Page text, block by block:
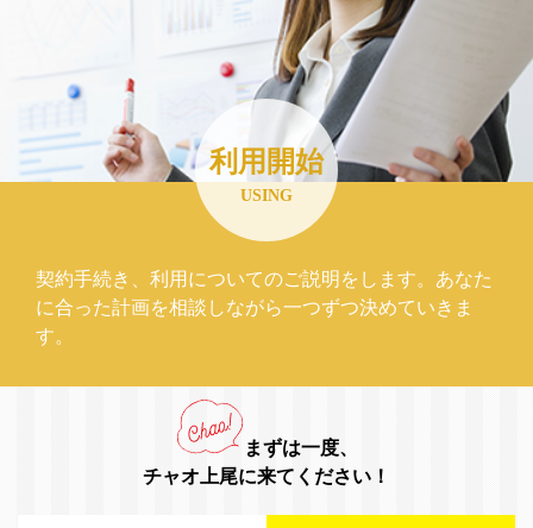
利用開始
USING
契約手続き、利用についてのご説明をします。あなた
に合った計画を相談しながら一つずつ決めていきま
す。
まずは一度、
チャオ上尾に来てください！